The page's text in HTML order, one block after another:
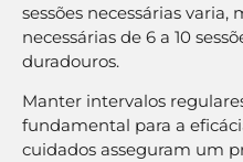
sessões necessárias varia,
necessárias de 6 a 10
duradouros.
Manter intervalos
fundamental para a
cuidados asseguram um